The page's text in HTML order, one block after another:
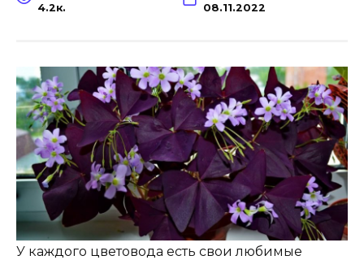
4.2к. 08.11.2022
У каждого цветовода есть свои любимые